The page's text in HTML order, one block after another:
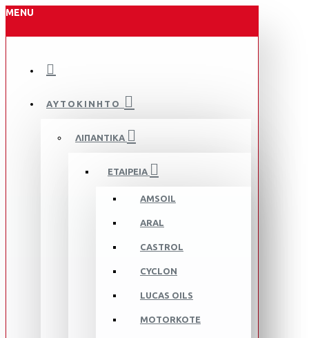
MENU
ΑΥΤΟΚΙΝΗΤΟ
ΛΙΠΑΝΤΙΚΑ
ΕΤΑΙΡΕΙΑ
AMSOIL
ARAL
CASTROL
CYCLON
LUCAS OILS
MOTORKOTE